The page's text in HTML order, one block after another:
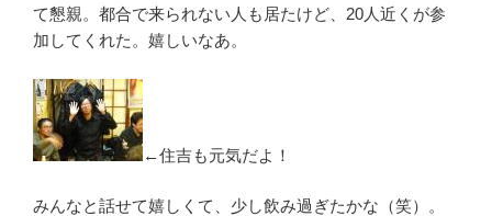
て懇親。都合で来られない人も居たけど、20人近くが参
加してくれた。嬉しいなあ。
←住吉も元気だよ！
みんなと話せて嬉しくて、少し飲み過ぎたかな（笑）。